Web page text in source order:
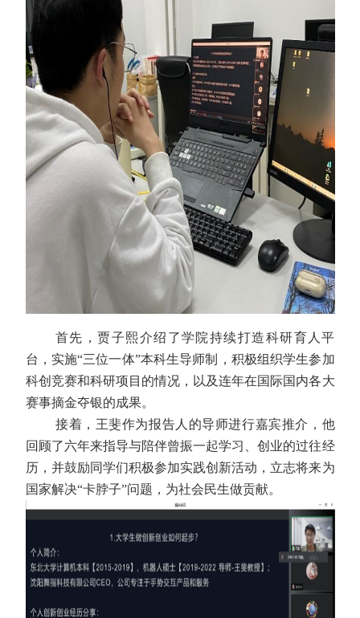
首先，贾子熙介绍了学院持续打造科研育人平
台，实施“三位一体”本科生导师制，积极组织学生参加
科创竞赛和科研项目的情况，以及连年在国际国内各大
赛事摘金夺银的成果。
接着，王斐作为报告人的导师进行嘉宾推介，他
回顾了六年来指导与陪伴曾振一起学习、创业的过往经
历，并鼓励同学们积极参加实践创新活动，立志将来为
国家解决“卡脖子”问题，为社会民生做贡献。